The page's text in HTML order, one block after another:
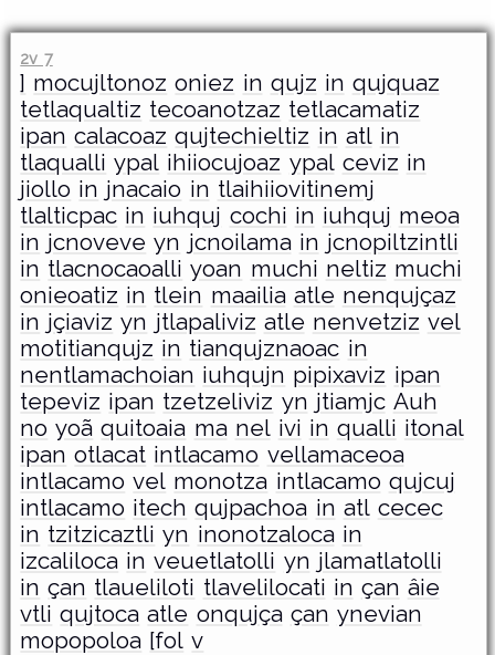
2v 7
] mocujltonoz oniez in qujz in qujquaz
tetlaqualtiz tecoanotzaz tetlacamatiz
ipan calacoaz qujtechieltiz in atl in
tlaqualli ypal ihiiocujoaz ypal ceviz in
jiollo in jnacaio in tlaihiiovitinemj
tlalticpac in iuhquj cochi in iuhquj meoa
in jcnoveve yn jcnoilama in jcnopiltzintli
in tlacnocaoalli yoan muchi neltiz muchi
onieoatiz in tlein maailia atle nenqujçaz
in jçiaviz yn jtlapaliviz atle nenvetziz vel
motitianqujz in tianqujznaoac in
nentlamachoian iuhqujn pipixaviz ipan
tepeviz ipan tzetzeliviz yn jtiamjc Auh
no yoã quitoaia ma nel ivi in qualli itonal
ipan otlacat intlacamo vellamaceoa
intlacamo vel monotza intlacamo qujcuj
intlacamo itech qujpachoa in atl cecec
in tzitzicaztli yn inonotzaloca in
izcaliloca in veuetlatolli yn jlamatlatolli
in çan tlaueliloti tlavelilocati in çan âie
vtli qujtoca atle onqujça çan ynevian
mopopoloa [fol v